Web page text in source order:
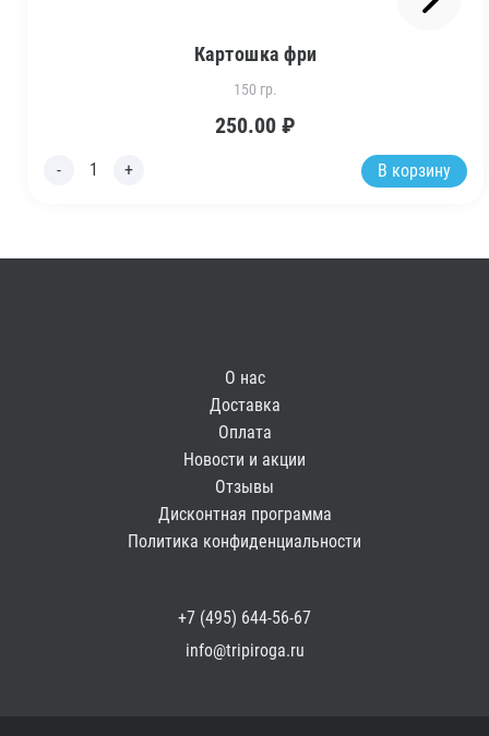
Картошка фри
150 гр.
250.00 ₽
В корзину
О нас
Доставка
Оплата
Новости и акции
Отзывы
Дисконтная программа
Политика конфиденциальности
+7 (495) 644-56-67
info@tripiroga.ru